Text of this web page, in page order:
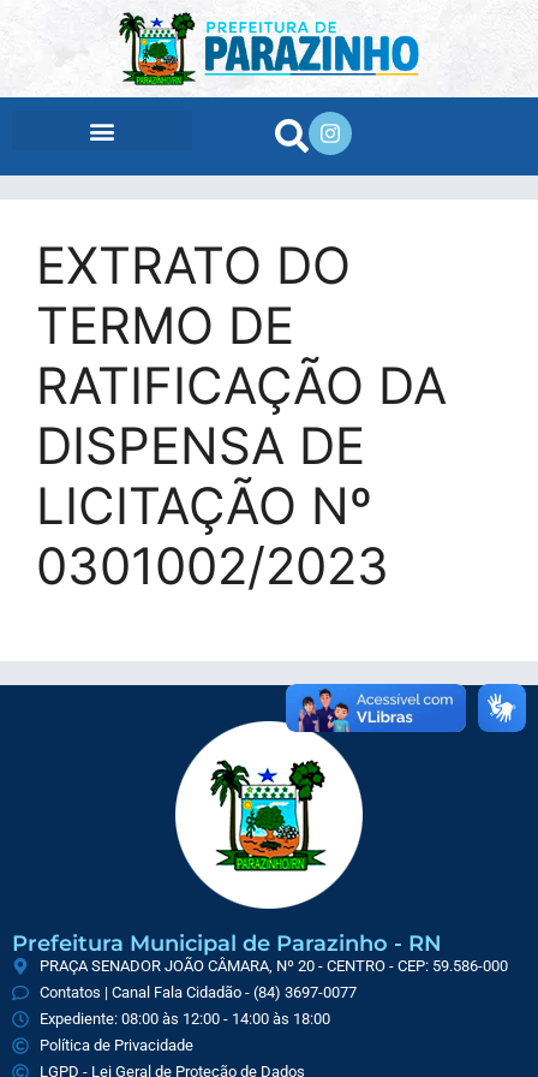
EXTRATO DO
TERMO DE
RATIFICAÇÃO DA
DISPENSA DE
LICITAÇÃO Nº
0301002/2023
Prefeitura Municipal de Parazinho - RN
PRAÇA SENADOR JOÃO CÂMARA, Nº 20 - CENTRO - CEP: 59.586-000
Contatos | Canal Fala Cidadão - (84) 3697-0077
Expediente: 08:00 às 12:00 - 14:00 às 18:00
Política de Privacidade
LGPD - Lei Geral de Proteção de Dados